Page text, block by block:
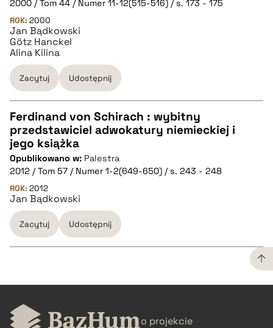
2000 / Tom 44 / Numer 11-12(515-516) / s. 173 - 175
ROK: 2000
Jan Bądkowski
Götz Hanckel
Alina Kilina
Zacytuj Udostępnij
CZYSTY TEKST
pobierz cytat
BIBTEX
pobierz cytat
Ferdinand von Schirach : wybitny
przedstawiciel adwokatury niemieckiej i
jego książka
Opublikowano w: Palestra
2012 / Tom 57 / Numer 1-2(649-650) / s. 243 - 248
ROK: 2012
Jan Bądkowski
Zacytuj Udostępnij
CZYSTY TEKST
pobierz cytat o projekcie